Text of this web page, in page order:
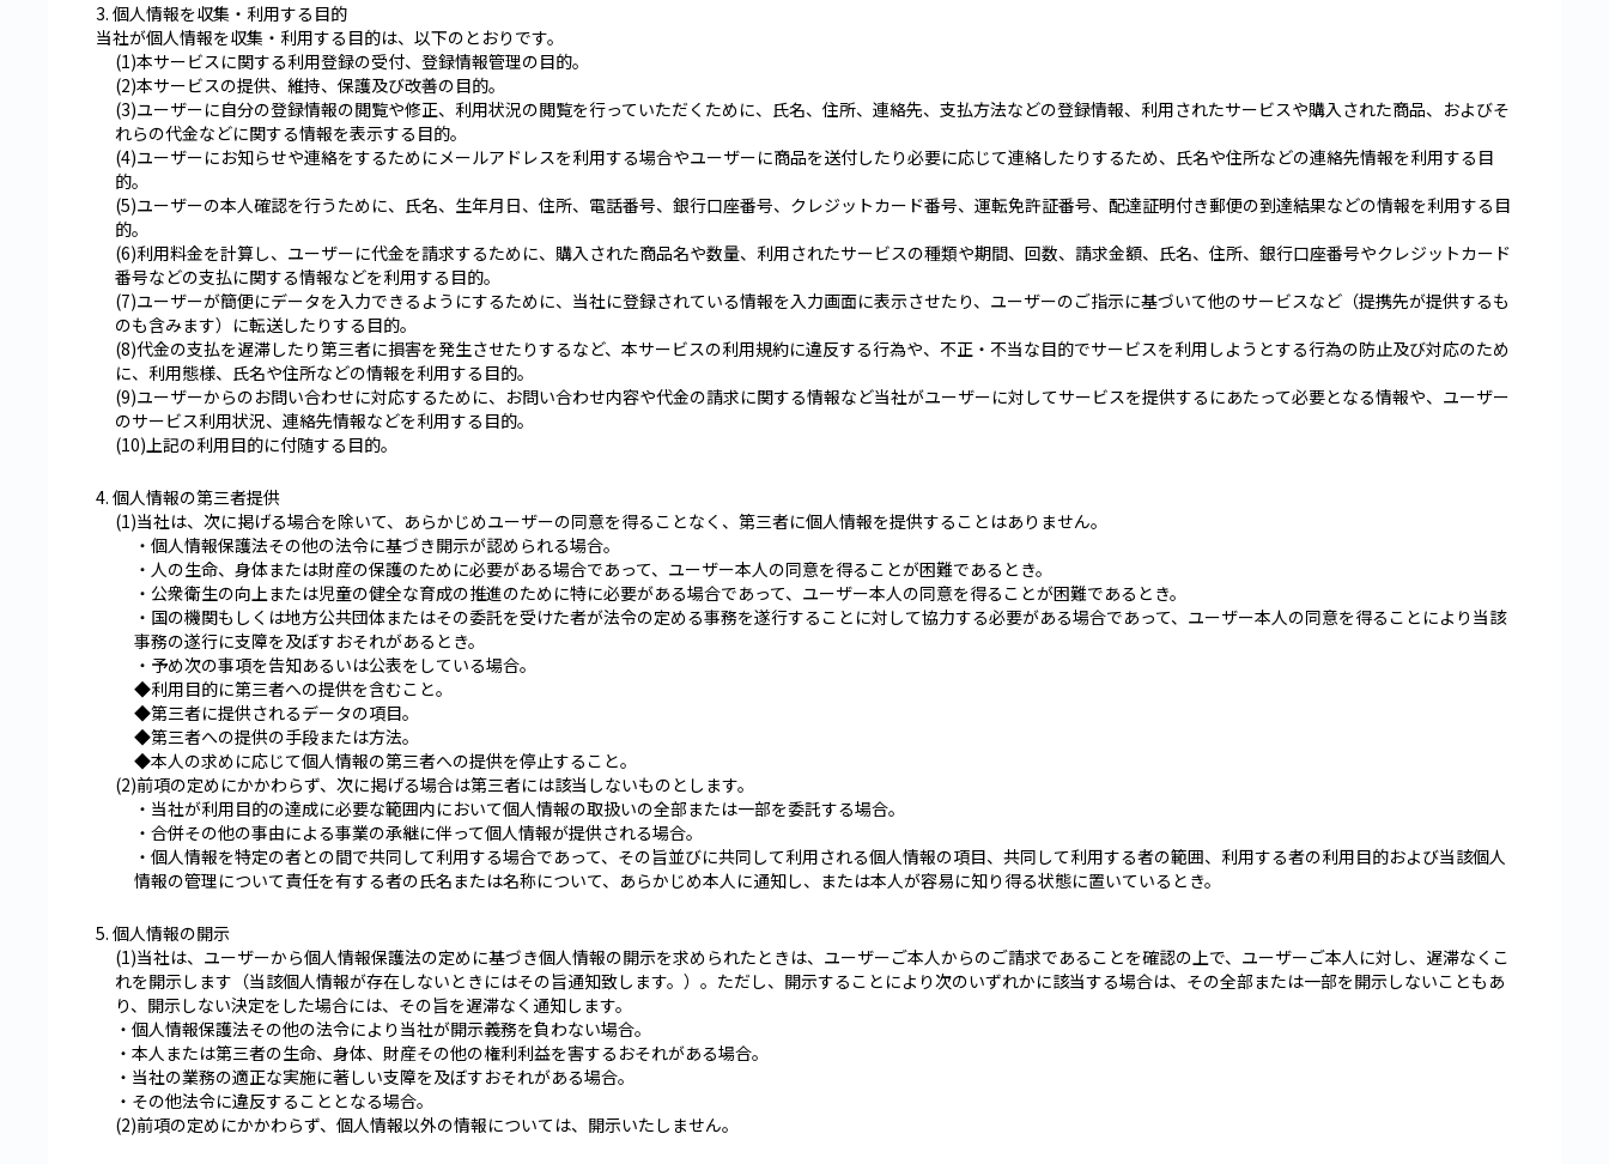
3. 個人情報を収集・利用する目的
当社が個人情報を収集・利用する目的は、以下のとおりです。
(1)本サービスに関する利用登録の受付、登録情報管理の目的。
(2)本サービスの提供、維持、保護及び改善の目的。
(3)ユーザーに自分の登録情報の閲覧や修正、利用状況の閲覧を行っていただくために、氏名、住所、連絡先、支払方法などの登録情報、利用されたサービスや購入された商品、およびそ
れらの代金などに関する情報を表示する目的。
(4)ユーザーにお知らせや連絡をするためにメールアドレスを利用する場合やユーザーに商品を送付したり必要に応じて連絡したりするため、氏名や住所などの連絡先情報を利用する目
的。
(5)ユーザーの本人確認を行うために、氏名、生年月日、住所、電話番号、銀行口座番号、クレジットカード番号、運転免許証番号、配達証明付き郵便の到達結果などの情報を利用する目
的。
(6)利用料金を計算し、ユーザーに代金を請求するために、購入された商品名や数量、利用されたサービスの種類や期間、回数、請求金額、氏名、住所、銀行口座番号やクレジットカード
番号などの支払に関する情報などを利用する目的。
(7)ユーザーが簡便にデータを入力できるようにするために、当社に登録されている情報を入力画面に表示させたり、ユーザーのご指示に基づいて他のサービスなど（提携先が提供するも
のも含みます）に転送したりする目的。
(8)代金の支払を遅滞したり第三者に損害を発生させたりするなど、本サービスの利用規約に違反する行為や、不正・不当な目的でサービスを利用しようとする行為の防止及び対応のため
に、利用態様、氏名や住所などの情報を利用する目的。
(9)ユーザーからのお問い合わせに対応するために、お問い合わせ内容や代金の請求に関する情報など当社がユーザーに対してサービスを提供するにあたって必要となる情報や、ユーザー
のサービス利用状況、連絡先情報などを利用する目的。
(10)上記の利用目的に付随する目的。
4. 個人情報の第三者提供
(1)当社は、次に掲げる場合を除いて、あらかじめユーザーの同意を得ることなく、第三者に個人情報を提供することはありません。
・個人情報保護法その他の法令に基づき開示が認められる場合。
・人の生命、身体または財産の保護のために必要がある場合であって、ユーザー本人の同意を得ることが困難であるとき。
・公衆衛生の向上または児童の健全な育成の推進のために特に必要がある場合であって、ユーザー本人の同意を得ることが困難であるとき。
・国の機関もしくは地方公共団体またはその委託を受けた者が法令の定める事務を遂行することに対して協力する必要がある場合であって、ユーザー本人の同意を得ることにより当該
事務の遂行に支障を及ぼすおそれがあるとき。
・予め次の事項を告知あるいは公表をしている場合。
◆利用目的に第三者への提供を含むこと。
◆第三者に提供されるデータの項目。
◆第三者への提供の手段または方法。
◆本人の求めに応じて個人情報の第三者への提供を停止すること。
(2)前項の定めにかかわらず、次に掲げる場合は第三者には該当しないものとします。
・当社が利用目的の達成に必要な範囲内において個人情報の取扱いの全部または一部を委託する場合。
・合併その他の事由による事業の承継に伴って個人情報が提供される場合。
・個人情報を特定の者との間で共同して利用する場合であって、その旨並びに共同して利用される個人情報の項目、共同して利用する者の範囲、利用する者の利用目的および当該個人
情報の管理について責任を有する者の氏名または名称について、あらかじめ本人に通知し、または本人が容易に知り得る状態に置いているとき。
5. 個人情報の開示
(1)当社は、ユーザーから個人情報保護法の定めに基づき個人情報の開示を求められたときは、ユーザーご本人からのご請求であることを確認の上で、ユーザーご本人に対し、遅滞なくこ
れを開示します（当該個人情報が存在しないときにはその旨通知致します。）。ただし、開示することにより次のいずれかに該当する場合は、その全部または一部を開示しないこともあ
り、開示しない決定をした場合には、その旨を遅滞なく通知します。
・個人情報保護法その他の法令により当社が開示義務を負わない場合。
・本人または第三者の生命、身体、財産その他の権利利益を害するおそれがある場合。
・当社の業務の適正な実施に著しい支障を及ぼすおそれがある場合。
・その他法令に違反することとなる場合。
(2)前項の定めにかかわらず、個人情報以外の情報については、開示いたしません。